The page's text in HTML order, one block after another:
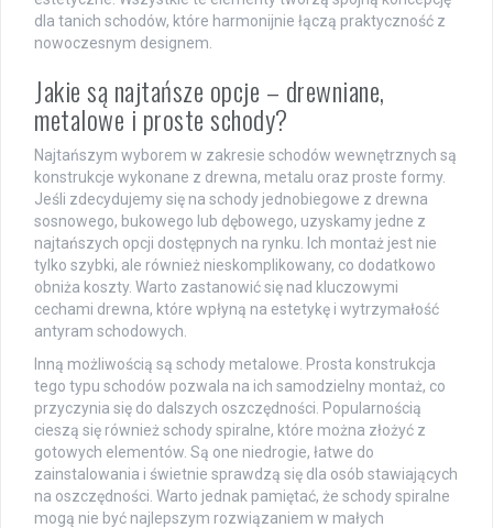
dla tanich schodów, które harmonijnie łączą praktyczność z
nowoczesnym designem.
Jakie są najtańsze opcje – drewniane,
metalowe i proste schody?
Najtańszym wyborem w zakresie schodów wewnętrznych są
konstrukcje wykonane z drewna, metalu oraz proste formy.
Jeśli zdecydujemy się na schody jednobiegowe z drewna
sosnowego, bukowego lub dębowego, uzyskamy jedne z
najtańszych opcji dostępnych na rynku. Ich montaż jest nie
tylko szybki, ale również nieskomplikowany, co dodatkowo
obniża koszty. Warto zastanowić się nad kluczowymi
cechami drewna, które wpłyną na estetykę i wytrzymałość
antyram schodowych.
Inną możliwością są schody metalowe. Prosta konstrukcja
tego typu schodów pozwala na ich samodzielny montaż, co
przyczynia się do dalszych oszczędności. Popularnością
cieszą się również schody spiralne, które można złożyć z
gotowych elementów. Są one niedrogie, łatwe do
zainstalowania i świetnie sprawdzą się dla osób stawiających
na oszczędności. Warto jednak pamiętać, że schody spiralne
mogą nie być najlepszym rozwiązaniem w małych